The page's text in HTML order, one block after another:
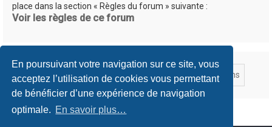
En poursuivant votre navigation sur ce site, vous
acceptez l’utilisation de cookies vous permettant
de bénéficier d’une expérience de navigation
optimale. En savoir plus…
place dans la section « Règles du forum » suivante :
Voir les règles de ce forum